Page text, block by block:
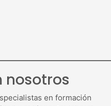
nosotros
en formación